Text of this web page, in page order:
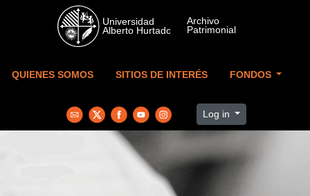
Skip to main content
QUIENES SOMOS SITIOS DE INTERÉS FONDOS
Log in